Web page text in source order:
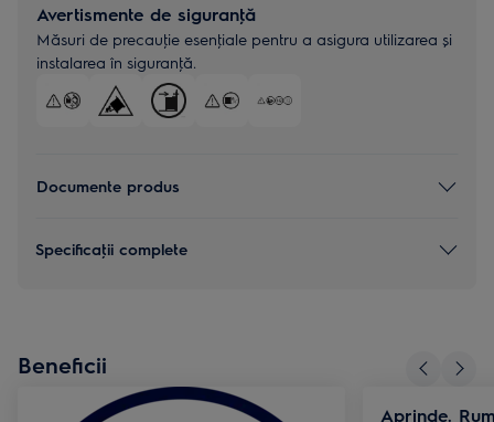
Avertismente de siguranţă
Măsuri de precauţie esenţiale pentru a asigura utilizarea și
instalarea în siguranţă.
Documente produs
Specificaţii complete
Beneficii
Aprinde.